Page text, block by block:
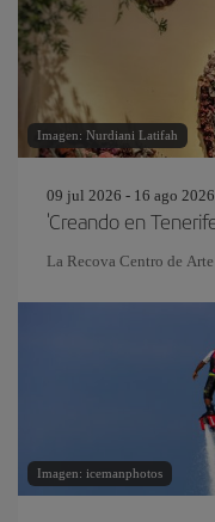
Imagen: Nurdiani Latifah
09 jul 2026 - 16 ago 2026
'Creando en
La Recova Centro de Arte
Imagen: icemanphotos